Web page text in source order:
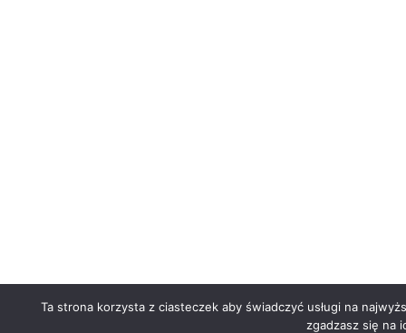
Ta strona korzysta z ciasteczek aby świadczyć usługi na
zgadzasz się na